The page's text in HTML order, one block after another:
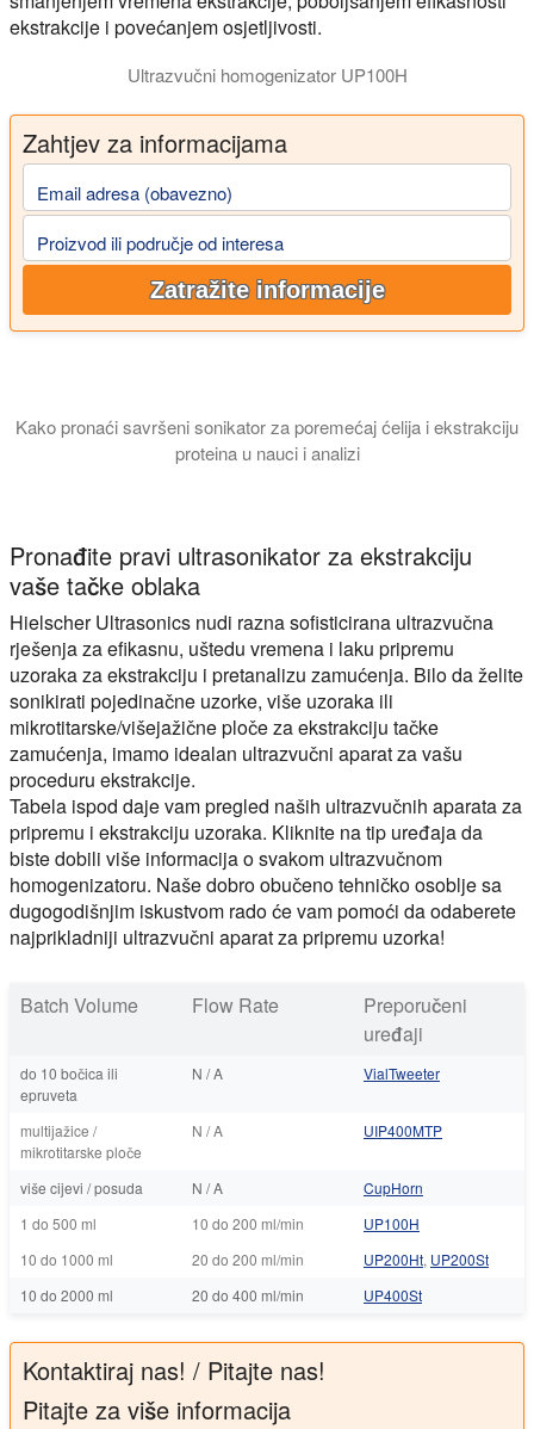
ekstrakcije i povećanjem osjetljivosti.
Ultrazvučni homogenizator UP100H
Zahtjev za informacijama
Email adresa (obavezno)
Proizvod ili područje od interesa
Zatražite informacije
Kako pronaći savršeni sonikator za poremećaj ćelija i ekstrakciju
proteina u nauci i analizi
Pronađite pravi ultrasonikator za ekstrakciju
vaše tačke oblaka
Hielscher Ultrasonics nudi razna sofisticirana ultrazvučna
rješenja za efikasnu, uštedu vremena i laku pripremu
uzoraka za ekstrakciju i pretanalizu zamućenja. Bilo da želite
sonikirati pojedinačne uzorke, više uzoraka ili
mikrotitarske/višejažične ploče za ekstrakciju tačke
zamućenja, imamo idealan ultrazvučni aparat za vašu
proceduru ekstrakcije.
Tabela ispod daje vam pregled naših ultrazvučnih aparata za
pripremu i ekstrakciju uzoraka. Kliknite na tip uređaja da
biste dobili više informacija o svakom ultrazvučnom
homogenizatoru. Naše dobro obučeno tehničko osoblje sa
dugogodišnjim iskustvom rado će vam pomoći da odaberete
najprikladniji ultrazvučni aparat za pripremu uzorka!
Batch Volume Flow Rate
Preporučeni
uređaji
do 10 bočica ili
epruveta
N / A VialTweeter
multijažice /
mikrotitarske ploče
N / A UIP400MTP
više cijevi / posuda N / A
CupHorn
1 do 500 ml
10 do 200 ml/min
UP100H
10 do 1000 ml
20 do 200 ml/min UP200Ht, UP200St
10 do 2000 ml
20 do 400 ml/min UP400St
Kontaktiraj nas! / Pitajte nas!
Pitajte za više informacija